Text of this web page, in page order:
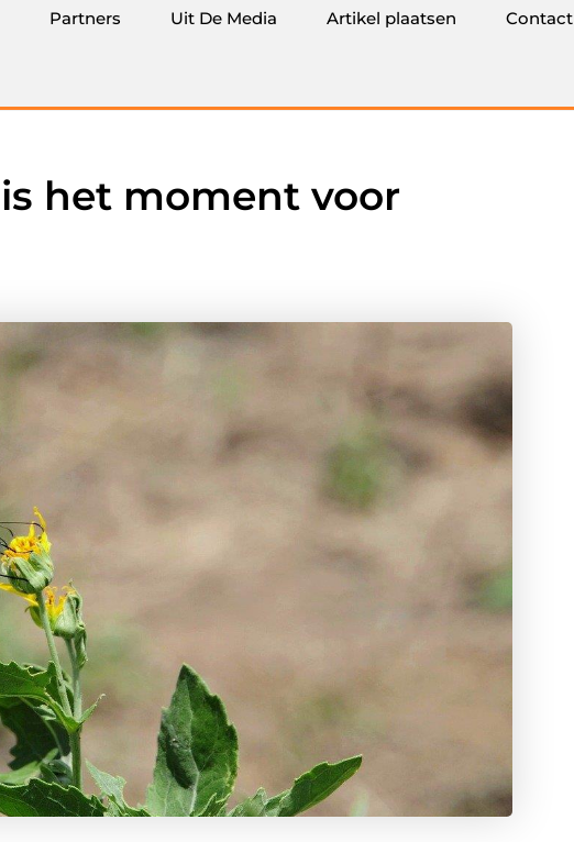
Partners Uit De Media Artikel plaatsen Contact
het moment voor